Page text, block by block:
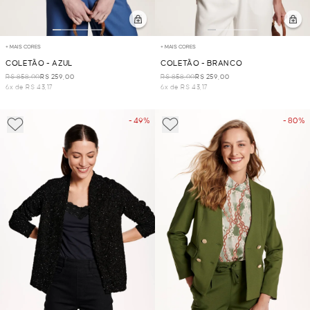
+ MAIS CORES
COLETÃO - AZUL
R$ 858,00R$ 259,00
6x de R$ 43,17
+ MAIS CORES
COLETÃO - BRANCO
R$ 858,00R$ 259,00
6x de R$ 43,17
- 49% - 80%